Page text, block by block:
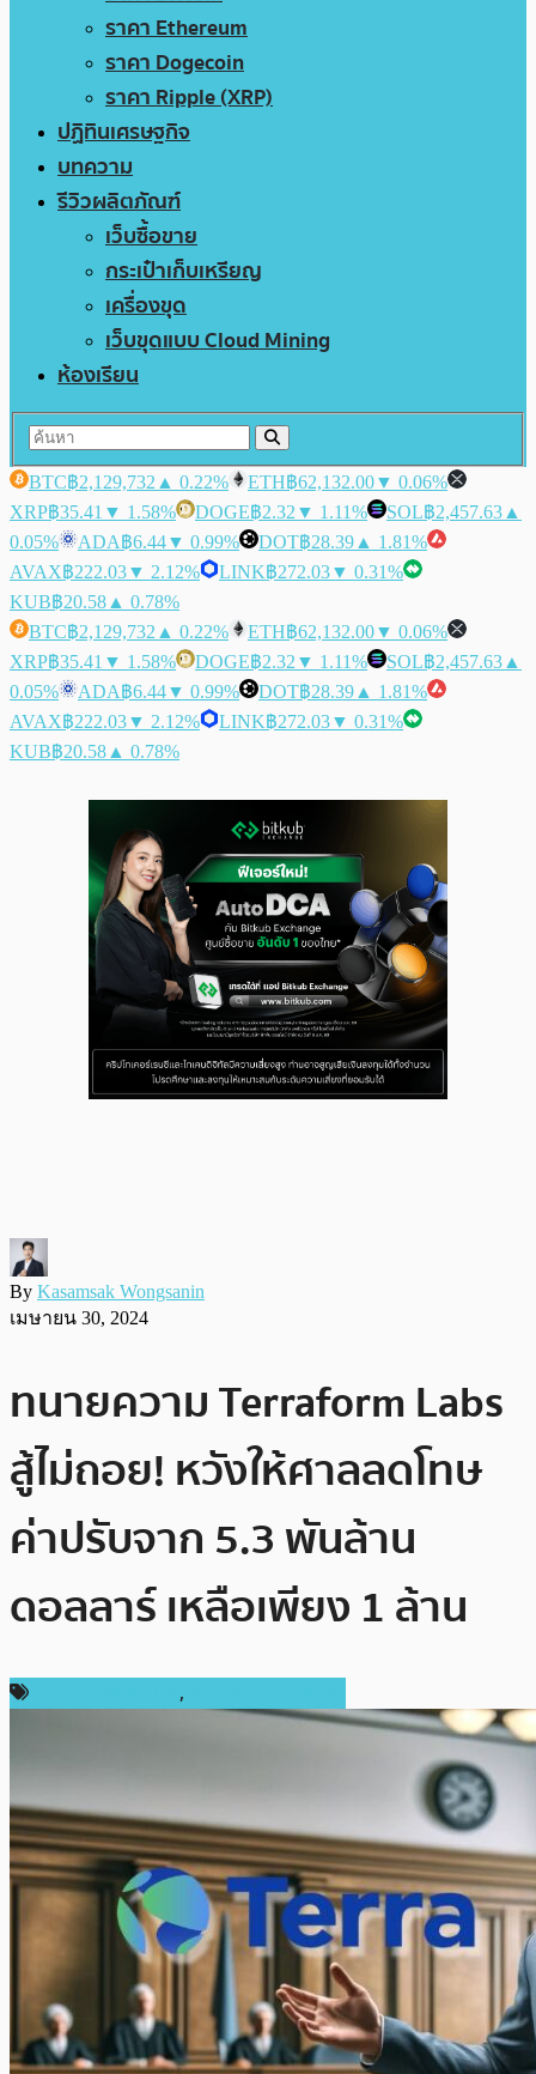
ราคา Ethereum
ราคา Dogecoin
ราคา Ripple (XRP)
ปฏิทินเศรษฐกิจ
บทความ
รีวิวผลิตภัณฑ์
เว็บซื้อขาย
กระเป๋าเก็บเหรียญ
เครื่องขุด
เว็บขุดแบบ Cloud Mining
ห้องเรียน
BTC฿2,129,732 ▲ 0.22% ETH฿62,132.00▼ 0.06%
XRP฿35.41 ▼ 1.58% DOGE฿2.32 ▼ 1.11% SOL฿2,457.63 ▲
0.05%
ADA฿6.44▼ 0.99% DOT฿28.39 ▲ 1.81%
AVAX฿222.03▼ 2.12% LINK฿272.03▼ 0.31%
KUB฿20.58 ▲ 0.78%
BTC฿2,129,732 ▲ 0.22% ETH฿62,132.00▼ 0.06%
XRP฿35.41 ▼ 1.58% DOGE฿2.32 ▼ 1.11% SOL฿2,457.63 ▲
0.05%
ADA฿6.44▼ 0.99% DOT฿28.39 ▲ 1.81%
AVAX฿222.03▼ 2.12% LINK฿272.03▼ 0.31%
KUB฿20.58 ▲ 0.78%
By Kasamsak Wongsanin
เมษายน 30, 2024
ทนายความ Terraform Labs
สู้ไม่ถอย! หวังให้ศาลลดโทษ
ค่าปรับจาก 5.3 พันล้าน
ดอลลาร์ เหลือเพียง 1 ล้าน
,